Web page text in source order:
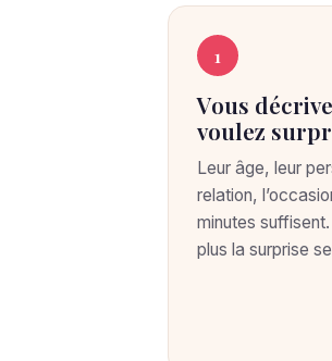
C
C
m
m
1
Vous
voulez
Leur âge, leur
relation,
minutes
plus la surprise